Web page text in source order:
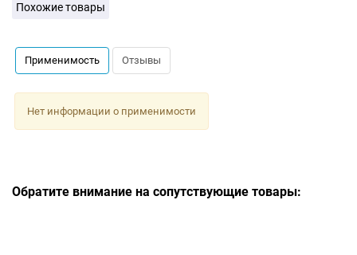
Похожие товары
Применимость Отзывы
Нет информации о применимости
Обратите внимание на сопутствующие товары: